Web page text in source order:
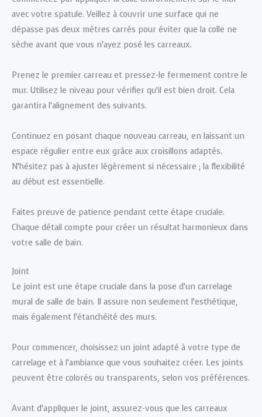
avec votre spatule. Veillez à couvrir une surface qui ne
dépasse pas deux mètres carrés pour éviter que la colle ne
sèche avant que vous n’ayez posé les carreaux.
Prenez le premier carreau et pressez-le fermement contre le
mur. Utilisez le niveau pour vérifier qu’il est bien droit. Cela
garantira l’alignement des suivants.
Continuez en posant chaque nouveau carreau, en laissant un
espace régulier entre eux grâce aux croisillons adaptés.
N’hésitez pas à ajuster légèrement si nécessaire ; la flexibilité
au début est essentielle.
Faites preuve de patience pendant cette étape cruciale.
Chaque détail compte pour créer un résultat harmonieux dans
votre salle de bain.
Joint
Le joint est une étape cruciale dans la pose d’un carrelage
mural de salle de bain. Il assure non seulement l’esthétique,
mais également l’étanchéité des murs.
Pour commencer, choisissez un joint adapté à votre type de
carrelage et à l’ambiance que vous souhaitez créer. Les joints
peuvent être colorés ou transparents, selon vos préférences.
Avant d’appliquer le joint, assurez-vous que les carreaux